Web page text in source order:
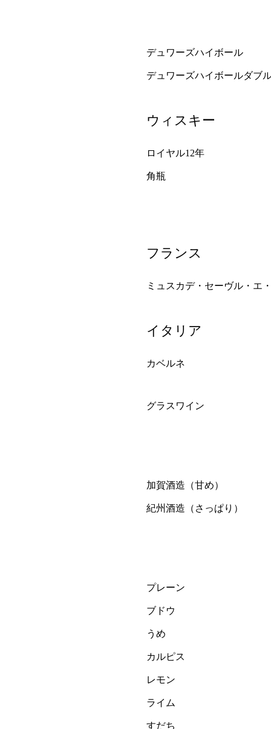
デュワーズハイボール
デュワーズハイボールダブ
ウィスキー
ロイヤル12年
角瓶
フランス
ミュスカデ・セーヴル・エ
イタリア
カベルネ
グラスワイン
加賀酒造（甘め）
紀州酒造（さっぱり）
プレーン
ブドウ
うめ
カルピス
レモン
ライム
すだち